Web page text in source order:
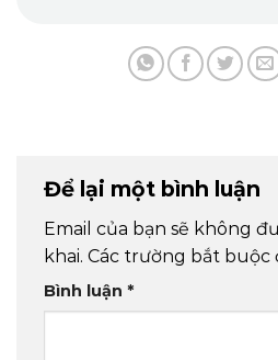
Để lại một bình luận
Email của bạn sẽ không
khai. Các trường bắt buộc
Bình luận *